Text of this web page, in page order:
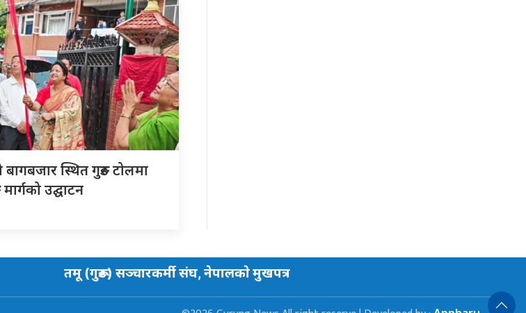
स्थित गुरुङ टोलमा
उद्घाटन
तमू (गुरूङ) सञ्चारकर्मी संघ, नेपालकाे मुखपत्र